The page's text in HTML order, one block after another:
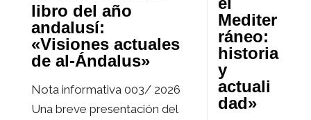
libro del año
andalusí:
«Visiones actuales
de al-Ándalus»
Nota informativa 003/ 2026
Una breve presentación del
Mediter
ráneo:
historia
y
actuali
dad»